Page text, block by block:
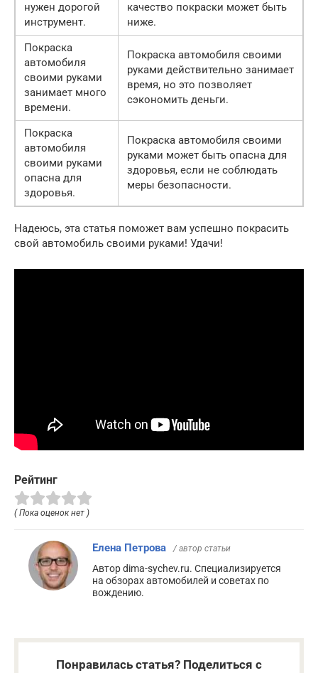
нужен дорогой
инструмент.
качество покраски может быть
ниже.
Покраска
автомобиля
своими руками
занимает много
времени.
Покраска автомобиля своими
руками действительно занимает
время, но это позволяет
сэкономить деньги.
Покраска
автомобиля
своими руками
опасна для
здоровья.
Покраска автомобиля своими
руками может быть опасна для
здоровья, если не соблюдать
меры безопасности.
Надеюсь, эта статья поможет вам успешно покрасить
свой автомобиль своими руками! Удачи!
Рейтинг
( Пока оценок нет )
Елена Петрова / автор статьи
Автор dima-sychev.ru. Специализируется
на обзорах автомобилей и советах по
вождению.
Понравилась статья? Поделиться с